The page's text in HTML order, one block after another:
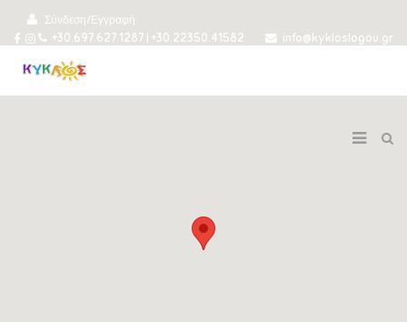
Σύνδεση/Εγγραφή
+30.697.627.1287 | +30.22350.41582 info@kykloslogou.gr